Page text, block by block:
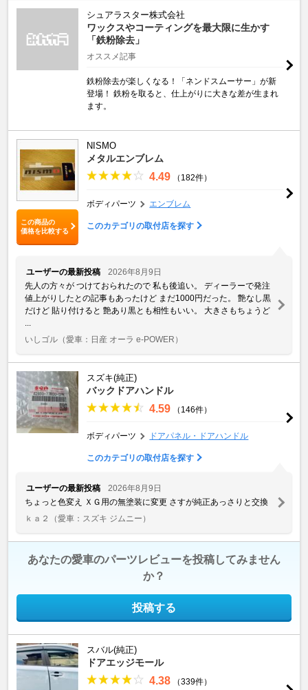
シュアラスター株式会社
ワックスやコーティングを最大限に生かす
「鉄粉除去」
オススメ記事
鉄粉除去が楽しくなる！「ネンドスムーサー」が新
登場！ 鉄粉を取ると、仕上がりに大きな差が生まれ
ます。
この商品の
価格を比較する
NISMO
メタルエンブレム
4.49 （182件）
ボディパーツ エンブレム
このカテゴリの取付店を探す
ユーザーの最新投稿
2026年8月9日
先人の方々が つけておられたので 私も後追い。 ディーラーで発注
値上がりしたとの記事もあったけど まだ1000円だった。 艶なし黒
だけど 貼り付けると 艶あり黒とも相性もいい。 大きさもちょうど
いしゴル （愛車：日産 オーラ e-POWER）
スズキ(純正)
バックドアハンドル
4.59 （146件）
ボディパーツ ドアパネル・ドアハンドル
このカテゴリの取付店を探す
ユーザーの最新投稿
2026年8月9日
ちょっと色変え ＸＧ用の無塗装に変更 さすが純正あっさりと交換
ｋａ２
（愛車：スズキ ジムニー）
あなたの愛車のパーツレビューを投稿してみません
か？
投稿する
スバル(純正)
ドアエッジモール
4.38 （339件）